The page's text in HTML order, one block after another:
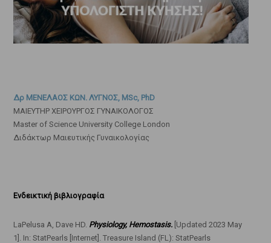
Δρ ΜΕΝΕΛΑΟΣ ΚΩΝ. ΛΥΓΝΟΣ, MSc, PhD
ΜΑΙΕΥΤΗΡ ΧΕΙΡΟΥΡΓΟΣ ΓΥΝΑΙΚΟΛΟΓΟΣ
Master of Science University College London
Διδάκτωρ Μαιευτικής Γυναικολογίας
Ενδεικτική βιβλιογραφία
LaPelusa A, Dave HD. Physiology, Hemostasis.[Updated 2023 May
1]. In: StatPearls [Internet]. Treasure Island (FL): StatPearls